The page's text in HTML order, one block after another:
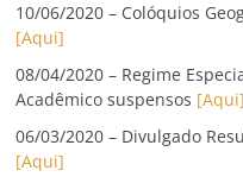
10/06/2020 – Colóquios
[Aqui]
08/04/2020 – Regime
Acadêmico suspensos [Aqui]
06/03/2020 – Divulgado
[Aqui]